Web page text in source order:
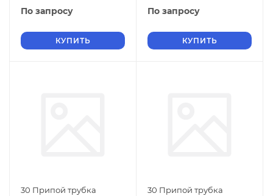
По запросу
КУПИТЬ
По запросу
КУПИТЬ
30 Припой трубка
30 Припой трубка